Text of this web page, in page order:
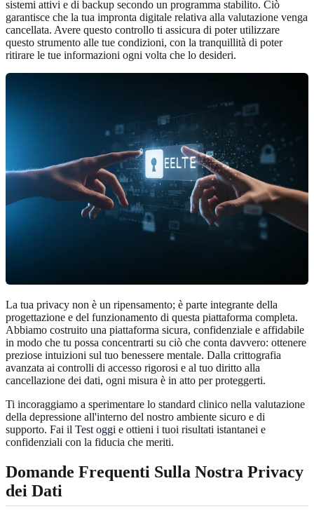
sistemi attivi e di backup secondo un programma stabilito. Ciò
garantisce che la tua impronta digitale relativa alla valutazione venga
cancellata. Avere questo controllo ti assicura di poter utilizzare
questo strumento alle tue condizioni, con la tranquillità di poter
ritirare le tue informazioni ogni volta che lo desideri.
La tua privacy non è un ripensamento; è parte integrante della
progettazione e del funzionamento di questa piattaforma completa.
Abbiamo costruito una piattaforma sicura, confidenziale e affidabile
in modo che tu possa concentrarti su ciò che conta davvero: ottenere
preziose intuizioni sul tuo benessere mentale. Dalla crittografia
avanzata ai controlli di accesso rigorosi e al tuo diritto alla
cancellazione dei dati, ogni misura è in atto per proteggerti.
Ti incoraggiamo a sperimentare lo standard clinico nella valutazione
della depressione all'interno del nostro ambiente sicuro e di
supporto. Fai il Test oggi e ottieni i tuoi risultati istantanei e
confidenziali con la fiducia che meriti.
Domande Frequenti Sulla Nostra Privacy
dei Dati